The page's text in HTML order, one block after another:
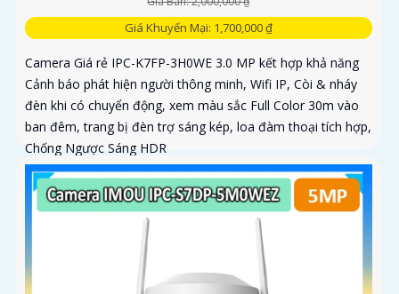
Giá Khuyến Mại: 1,700,000 ₫
Camera Giá rẻ IPC-K7FP-3H0WE 3.0 MP kết hợp khả năng
Cảnh báo phát hiện người thông minh, Wifi IP, Còi & nháy
đèn khi có chuyển động, xem màu sắc Full Color 30m vào
ban đêm, trang bị đèn trợ sáng kép, loa đàm thoại tích hợp,
Chống Ngược Sáng HDR